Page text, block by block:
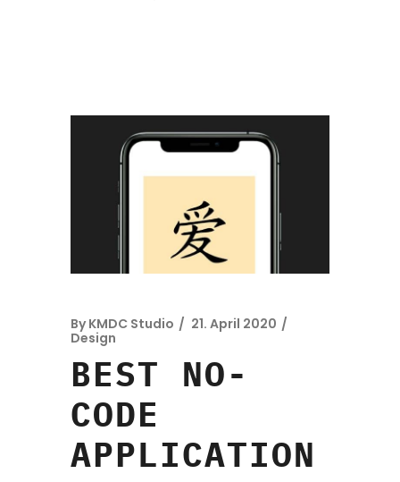
By KMDC Studio
21. April 2020
Design
BEST NO-
CODE
APPLICATION